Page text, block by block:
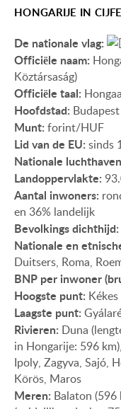
HONGARIJE IN
De nationale vlag:
Officiële naam:
Köztársaság)
Officiële taal:
Hoofdstad: Budapest
Munt: forint/HUF
Lid van de EU: sinds
Nationale
Landoppervlakte:
Aantal inwoners:
en 36% landelijk
Bevolkings dichthijd:
Nationale en
Duitsers, Roma,
BNP per inwoner
Hoogste punt:
Laagste punt:
Rivieren: Duna
in Hongarije: 596
Ipoly, Zagyva, Sajó,
Körös, Maros
Meren: Balaton (596